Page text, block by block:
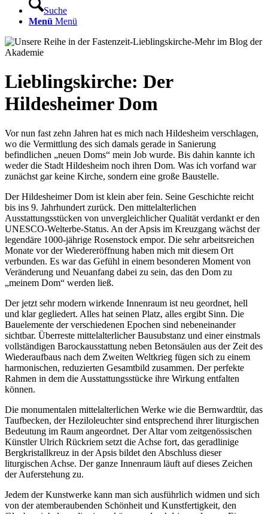
Suche
Menü Menü
Lieblingskirche: Der
Hildesheimer Dom
Vor nun fast zehn Jahren hat es mich nach Hildesheim verschlagen,
wo die Vermittlung des sich damals gerade in Sanierung
befindlichen „neuen Doms“ mein Job wurde. Bis dahin kannte ich
weder die Stadt Hildesheim noch ihren Dom. Was ich vorfand war
zunächst gar keine Kirche, sondern eine große Baustelle.
Der Hildesheimer Dom ist klein aber fein. Seine Geschichte reicht
bis ins 9. Jahrhundert zurück. Den mittelalterlichen
Ausstattungsstücken von unvergleichlicher Qualität verdankt er den
UNESCO-Welterbe-Status. An der Apsis im Kreuzgang wächst der
legendäre 1000-jährige Rosenstock empor. Die sehr arbeitsreichen
Monate vor der Wiedereröffnung haben mich mit diesem Ort
verbunden. Es war das Gefühl in einem besonderen Moment von
Veränderung und Neuanfang dabei zu sein, das den Dom zu
„meinem Dom“ werden ließ.
Der jetzt sehr modern wirkende Innenraum ist neu geordnet, hell
und klar gegliedert. Alles hat seinen Platz, alles ergibt Sinn. Die
Bauelemente der verschiedenen Epochen sind nebeneinander
sichtbar. Überreste mittelalterlicher Bausubstanz und einer einstmals
vollständigen Barockausstattung neben Betonsäulen aus der Zeit des
Wiederaufbaus nach dem Zweiten Weltkrieg fügen sich zu einem
harmonischen, reduzierten Gesamtbild zusammen. Der perfekte
Rahmen in dem die Ausstattungsstücke ihre Wirkung entfalten
können.
Die monumentalen mittelalterlichen Werke wie die Bernwardtür, das
Taufbecken, der Heziloleuchter sind entsprechend ihrer liturgischen
Bedeutung im Raum angeordnet. Der Altar vom zeitgenössischen
Künstler Ulrich Rückriem setzt die Achse fort, das geradlinige
Bergkristallkreuz in der Apsis bildet den Abschluss dieser
liturgischen Achse. Der ganze Innenraum läuft auf dieses Zeichen
der Auferstehung zu.
Jedem der Kunstwerke kann man sich ausführlich widmen und sich
von der atemberaubenden Schönheit und Kunstfertigkeit, den